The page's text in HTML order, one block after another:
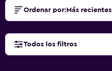
Ordenar por: Más recientes
Todos los filtros